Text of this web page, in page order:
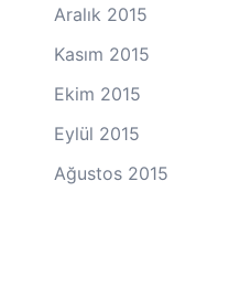
Aralık 2015
Kasım 2015
Ekim 2015
Eylül 2015
Ağustos 2015